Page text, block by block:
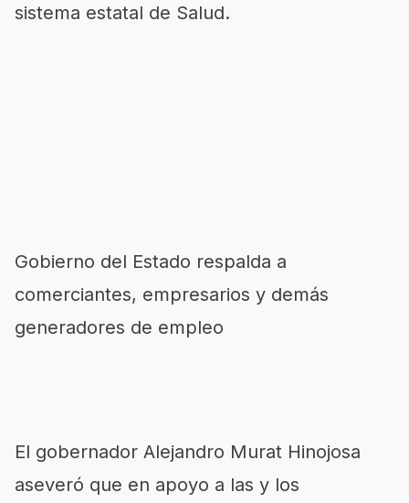
sistema estatal de Salud.
Gobierno del Estado respalda a
comerciantes, empresarios y demás
generadores de empleo
El gobernador Alejandro Murat Hinojosa
aseveró que en apoyo a las y los